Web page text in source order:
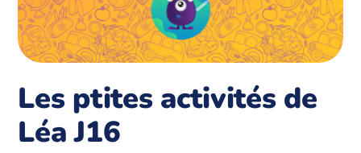
Les ptites activités de
Léa J16